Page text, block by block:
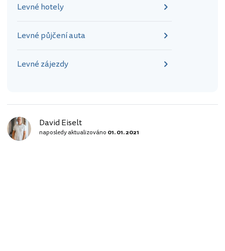
Levné hotely
Levné půjčení auta
Levné zájezdy
David Eiselt
naposledy aktualizováno 01. 01. 2021